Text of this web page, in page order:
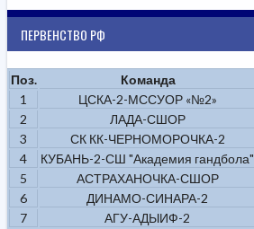
ПЕРВЕНСТВО РФ
Поз. Команда
1
ЦСКА-2-МССУОР «№2»
2
ЛАДА-СШОР
3
СК КК-ЧЕРНОМОРОЧКА-2
4
КУБАНЬ-2-СШ "Академия гандбола"
5
АСТРАХАНОЧКА-СШОР
6
ДИНАМО-СИНАРА-2
7
АГУ-АДЫИФ-2